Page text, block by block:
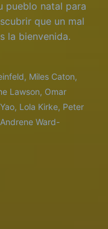
pueblo natal para
que un mal
la bienvenida.
Miles Caton,
Lawson, Omar
Lola Kirke, Peter
Ward-